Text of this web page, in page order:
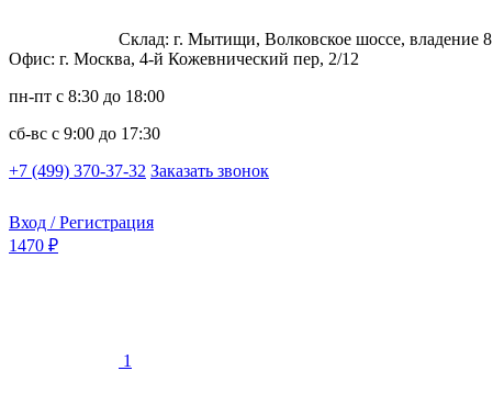
Склад: г. Мытищи, Волковское шоссе, владение 8
Офис: г. Москва, 4-й Кожевнический пер, 2/12
пн-пт с 8:30 до 18:00
сб-вс с 9:00 до 17:30
+7 (499) 370-37-32 Заказать звонок
Вход / Регистрация
1470 ₽
1